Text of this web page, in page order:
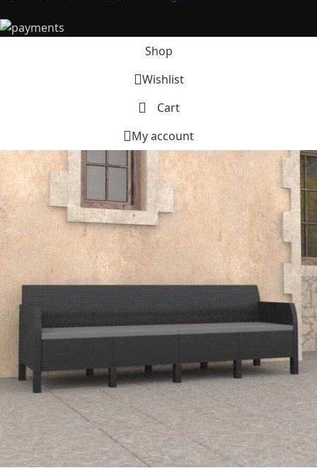
Shop
Wishlist
Cart
My account